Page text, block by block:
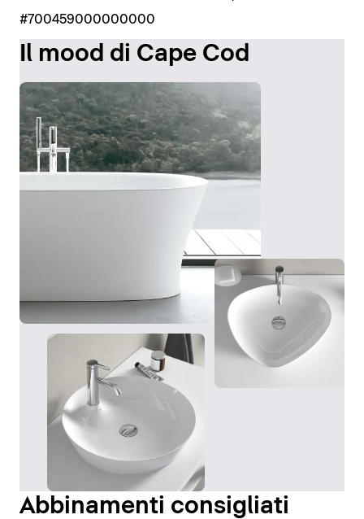
#700459000000000
Il mood di Cape Cod
Abbinamenti consigliati